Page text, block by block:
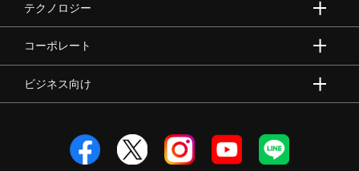
テクノロジー
コーポレート
ビジネス向け